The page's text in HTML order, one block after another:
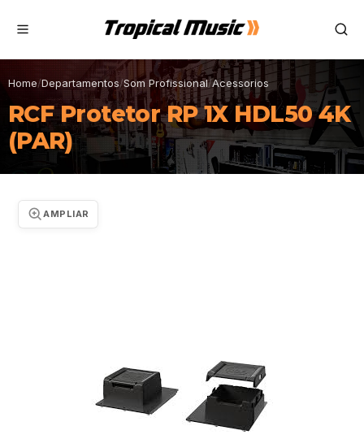
Home/Departamentos/Som Profissional/Acessorios
RCF Protetor RP 1X HDL50 4K
(PAR)
AMPLIAR